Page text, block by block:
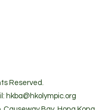
Reserved.
hkba@hkolympic.org